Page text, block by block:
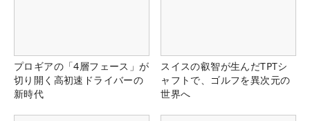
プロギアの「4層フェース」が
切り開く高初速ドライバーの
新時代
スイスの叡智が生んだTPTシ
ャフトで、ゴルフを異次元の
世界へ